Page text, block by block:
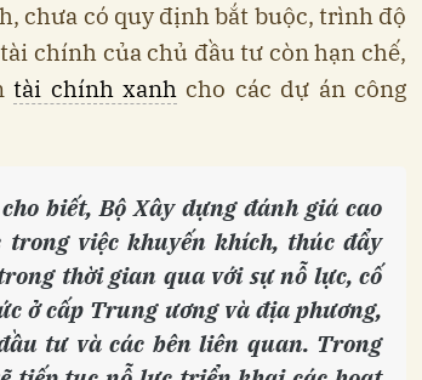
chưa có quy định bắt buộc, trình độ
chính của chủ đầu tư còn hạn chế,
tài chính xanh cho các dự án công
biết, Bộ Xây dựng đánh giá cao
việc khuyến khích, thúc đẩy
thời gian qua với sự nỗ lực, cố
ở cấp Trung ương và địa phương,
tư và các bên liên quan. Trong